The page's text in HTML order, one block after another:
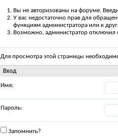
Вы не авторизованы на форуме.
У вас недостаточно прав для
функциям администратора или к
Возможно, администратор отключил
Для просмотра этой страницы
Вход
Имя:
Пароль:
Запомнить?